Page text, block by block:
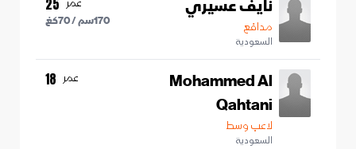
نايف عسيري
مدافع
السعودية
170سم /70كغ
Mohammed Al
Qahtani
لاعب وسط
السعودية
عمر 18